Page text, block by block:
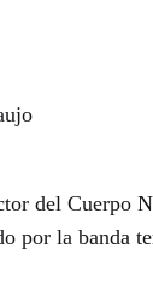
del Cuerpo
por la banda